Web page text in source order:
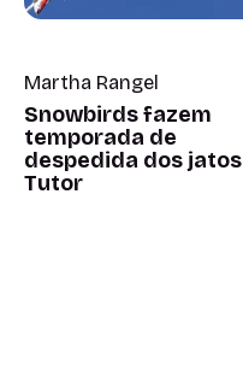
Martha Rangel
Snowbirds fazem
temporada de
despedida dos jatos
Tutor